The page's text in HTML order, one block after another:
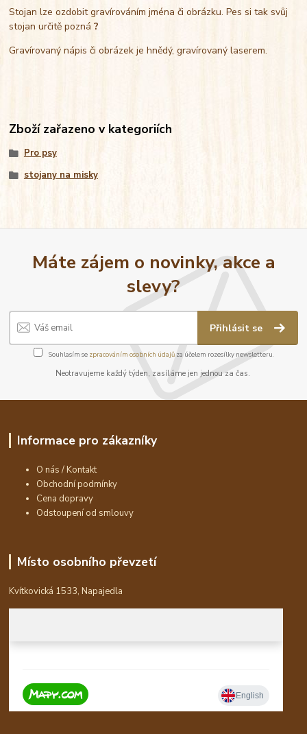
Stojan lze ozdobit gravírováním jména či obrázku. Pes si tak svůj
stojan určitě pozná?
Gravírovaný nápis či obrázek je hnědý, gravírovaný laserem.
Zboží zařazeno v kategoriích
Pro psy
stojany na misky
Máte zájem o novinky, akce a
slevy?
Přihlásit se
Souhlasím se zpracováním osobních údajůza účelem rozesílky newsletteru.
Neotravujeme každý týden, zasíláme jen jednou za čas.
Informace pro zákazníky
O nás / Kontakt
Obchodní podmínky
Cena dopravy
Odstoupení od smlouvy
Místo osobního převzetí
Kvítkovická 1533, Napajedla